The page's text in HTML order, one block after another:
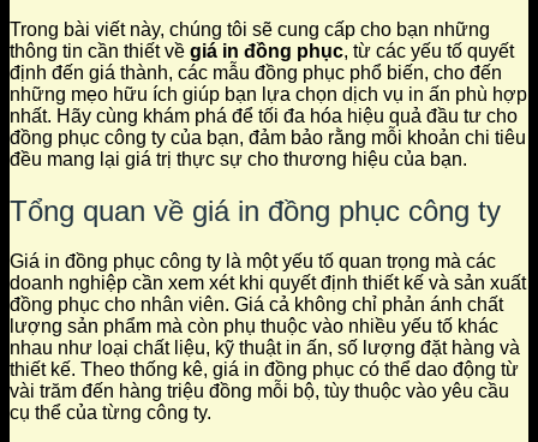
Trong bài viết này, chúng tôi sẽ cung cấp cho bạn những
thông tin cần thiết về giá in đồng phục, từ các yếu tố quyết
định đến giá thành, các mẫu đồng phục phổ biến, cho đến
những mẹo hữu ích giúp bạn lựa chọn dịch vụ in ấn phù hợp
nhất. Hãy cùng khám phá để tối đa hóa hiệu quả đầu tư cho
đồng phục công ty của bạn, đảm bảo rằng mỗi khoản chi tiêu
đều mang lại giá trị thực sự cho thương hiệu của bạn.
Tổng quan về giá in đồng phục công ty
Giá in đồng phục công ty là một yếu tố quan trọng mà các
doanh nghiệp cần xem xét khi quyết định thiết kế và sản xuất
đồng phục cho nhân viên. Giá cả không chỉ phản ánh chất
lượng sản phẩm mà còn phụ thuộc vào nhiều yếu tố khác
nhau như loại chất liệu, kỹ thuật in ấn, số lượng đặt hàng và
thiết kế. Theo thống kê, giá in đồng phục có thể dao động từ
vài trăm đến hàng triệu đồng mỗi bộ, tùy thuộc vào yêu cầu
cụ thể của từng công ty.